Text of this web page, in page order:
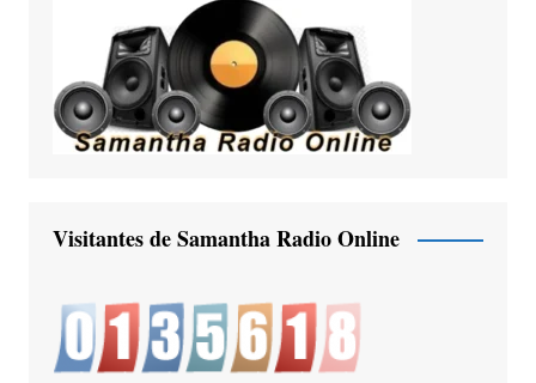
Visitantes de Samantha Radio Online